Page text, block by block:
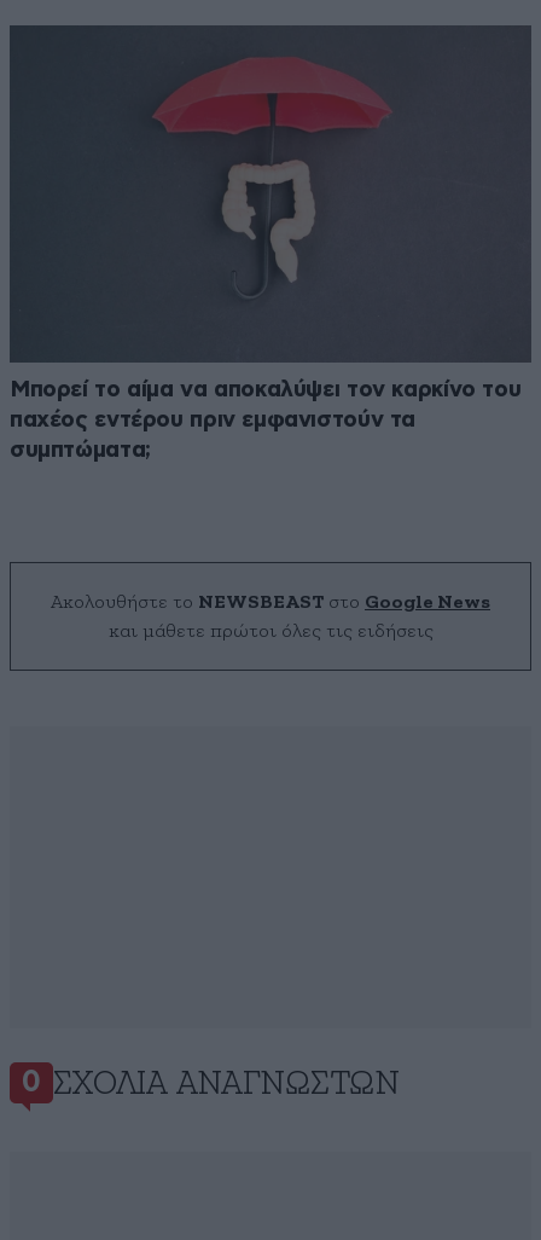
Μπορεί το αίμα να αποκαλύψει τον καρκίνο του
παχέος εντέρου πριν εμφανιστούν τα
συμπτώματα;
Ακολουθήστε το NEWSBEAST στο Google News
και μάθετε πρώτοι όλες τις ειδήσεις
0 ΣΧΌΛΙΑ ΑΝΑΓΝΩΣΤΏΝ